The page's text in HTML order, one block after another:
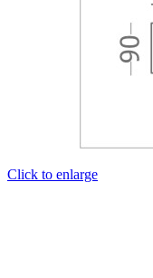
Click to enlarge